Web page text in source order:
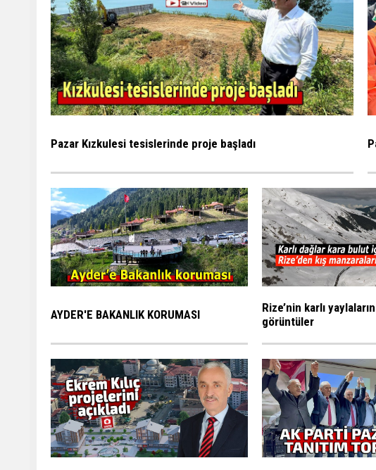
Pazar Kızkulesi tesislerinde proje başladı
AYDER'E BAKANLIK KORUMASI
Rize’nin karlı
görüntüler